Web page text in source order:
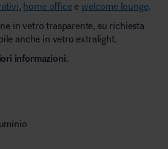
, home officeewelcome lounge.
in vetro trasparente, su richiesta
anche in vetro extralight.
informazioni.